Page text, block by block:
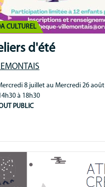
CULTUREL
d'été
8 juillet au Mercredi 26 août
à 18h30
PUBLIC